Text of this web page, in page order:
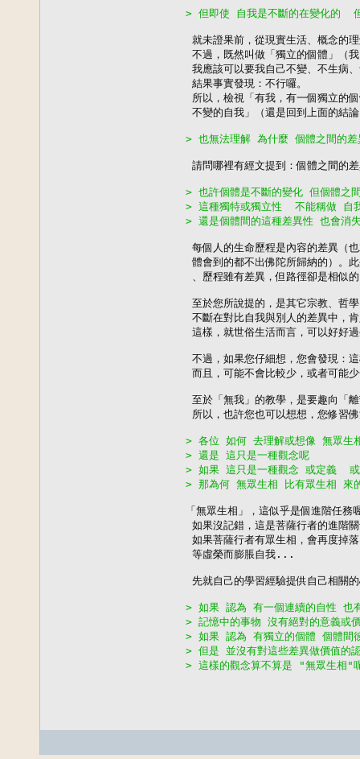
> 但即使 自我是不斷的在變化的
就未證果前，從現實生活、概念的
不過，既然叫做「獨立的個體」（
我應該可以要我自己不變、不生病
結果事實發現：不行囉。
所以，檢視「有我，有一個獨立的
不變的自我」（還是回到上面的結
> 也無法理解 為什麼 個體之間的
請問哪裡有經文提到：個體之間的
> 也許個體是不斷的變化 但個體之
> 這種獨特或獨立性  不能稱做 自
> 還是個體間的這種差異性 也會消
每個人的生命歷程是內容的差異（
體會到的都不出佛陀所歸納的）。
、歷程雖有差異，但路徑卻是相似
至於您所說提的，是其它宗教、哲
不斷在對比自我與別人的差異中，
這樣，就世俗生活而言，可以好好
不過，如果您仔細想，您會發現：
而且，可能不會比較少，或者可能
至於「無我」的教學，是要趣向「
所以，也許您也可以想想，您修習
> 各位 如何 去理解或想像 無眾
> 還是 這只是一種觀念呢
> 如果 這只是一種觀念 或定義  或
> 那為何 無眾生相 比有眾生相
「無眾生相」，這似乎是個進階任務
如果沒記錯，這是菩薩行者的進階
如果菩薩行者有眾生相，會再度掉
等虛榮而膨脹自我...
先就自己的學習經驗提供自己相關
> 如果 認為 有一個連續的自性 也
> 記憶中的事物 沒有絕對的意義
> 如果 認為 有獨立的個體 個體間
> 但是 並沒有對這些差異做價值的
> 這樣的觀念算不算是 "無眾生相"